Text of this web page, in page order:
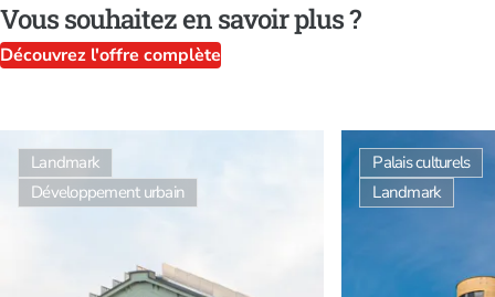
Vous souhaitez en savoir plus ?
Découvrez l'offre complète
Landmark
Développement urbain
Palais culturels
Landmark